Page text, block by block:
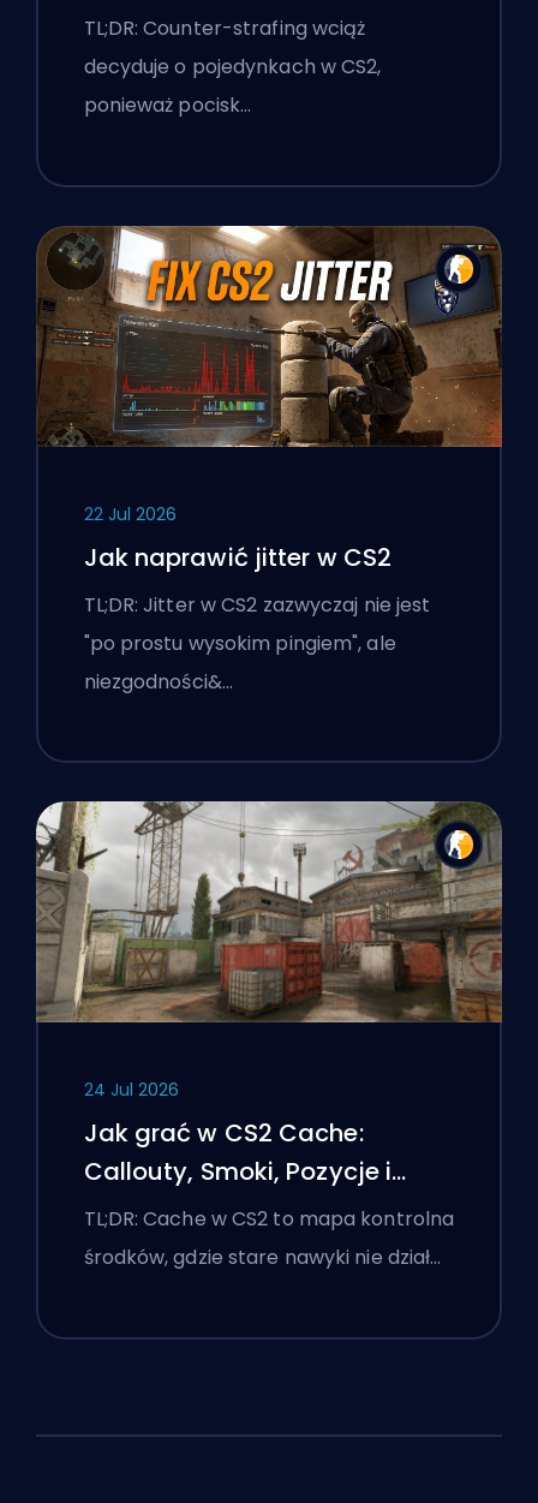
TL;DR: Counter-strafing wciąż
decyduje o pojedynkach w CS2,
ponieważ pocisk…
22 Jul 2026
Jak naprawić jitter w CS2
TL;DR: Jitter w CS2 zazwyczaj nie jest
"po prostu wysokim pingiem", ale
niezgodności&…
24 Jul 2026
Jak grać w CS2 Cache:
Callouty, Smoki, Pozycje i
Wskazówki Premier
TL;DR: Cache w CS2 to mapa kontrolna
środków, gdzie stare nawyki nie dział…